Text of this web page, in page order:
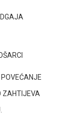
ZAHTIJEVA